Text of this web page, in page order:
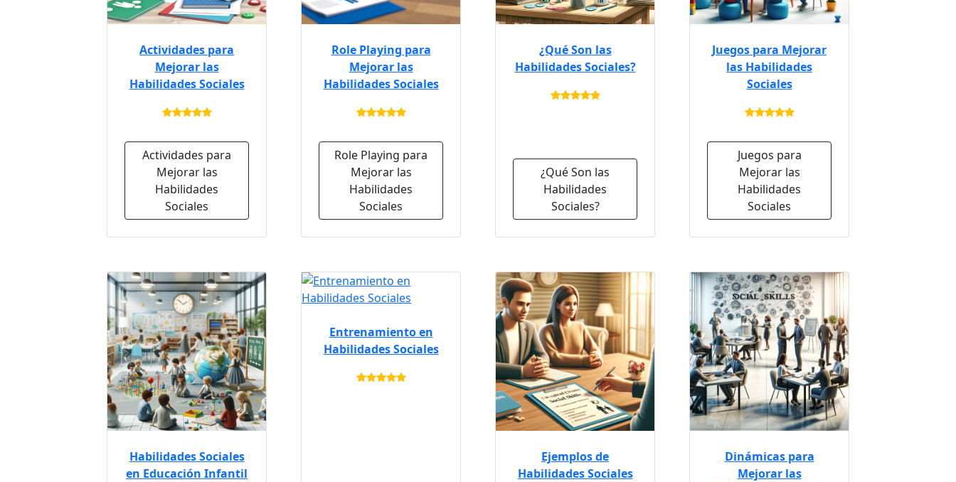
Actividades para
Mejorar las
Habilidades Sociales
Actividades para
Mejorar las
Habilidades
Sociales
Role Playing para
Mejorar las
Habilidades Sociales
Role Playing para
Mejorar las
Habilidades
Sociales
¿Qué Son las
Habilidades Sociales?
¿Qué Son las
Habilidades
Sociales?
Juegos para Mejorar
las Habilidades
Sociales
Juegos para
Mejorar las
Habilidades
Sociales
Habilidades Sociales
en Educación Infantil
Entrenamiento en
Habilidades Sociales
Ejemplos de
Habilidades Sociales
Dinámicas para
Mejorar las